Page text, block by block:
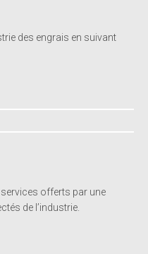
des engrais en suivant
services offerts par une
de l’industrie.